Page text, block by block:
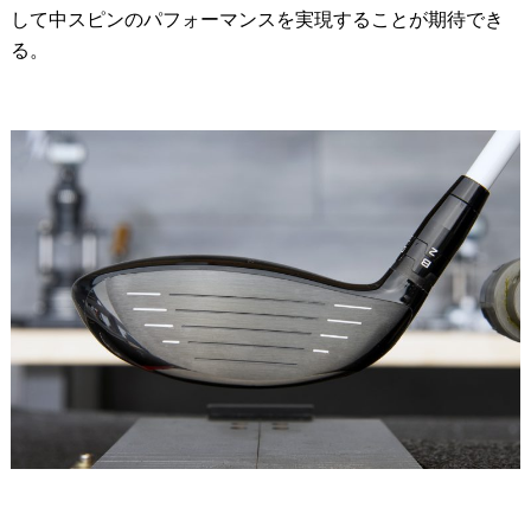
して中スピンのパフォーマンスを実現することが期待でき
る。